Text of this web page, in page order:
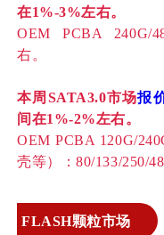
在1%-3%左右。
OEM PCBA 240G/
右。
本周SATA3.0市场报
间在1%-2%左右。
OEM PCBA 120G/
壳等）：80/133/250/
FLASH颗粒市场